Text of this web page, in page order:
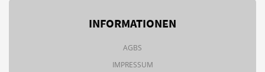
INFORMATIONEN
AGBS
IMPRESSUM